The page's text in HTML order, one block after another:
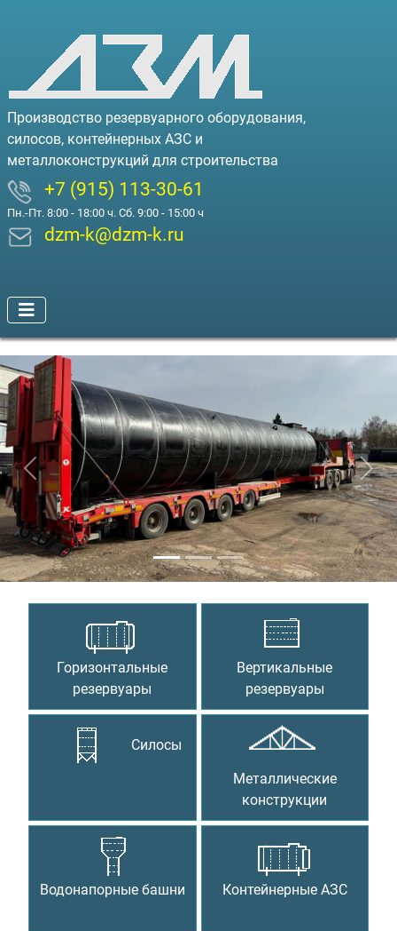
Производство резервуарного оборудования,
силосов, контейнерных АЗС и
металлоконструкций для строительства
+7 (915) 113-30-61
Пн.-Пт. 8:00 - 18:00 ч. Сб. 9:00 - 15:00 ч
dzm-k@dzm-k.ru
Предыдущий
Горизонтальные
резервуары
Вертикальные
резервуары
Силосы
Металлические
конструкции
Водонапорные башни Контейнерные АЗС